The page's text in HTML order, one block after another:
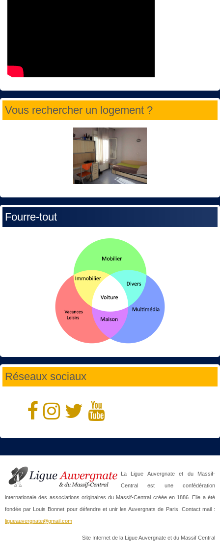
Vous rechercher un logement ?
Fourre-tout
Réseaux sociaux
La Ligue Auvergnate et du Massif-
Central est une confédération
internationale des associations originaires du Massif-Central créée en 1886. Elle a été
fondée par Louis Bonnet pour défendre et unir les Auvergnats de Paris. Contact mail :
ligueauvergnate@gmail.com
Site Internet de la Ligue Auvergnate et du Massif Central